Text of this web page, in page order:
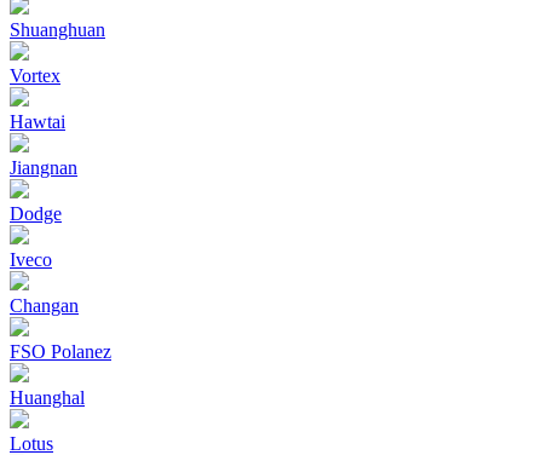
Shuanghuan
Vortex
Hawtai
Jiangnan
Dodge
Iveco
Changan
FSO Polanez
Huanghal
Lotus